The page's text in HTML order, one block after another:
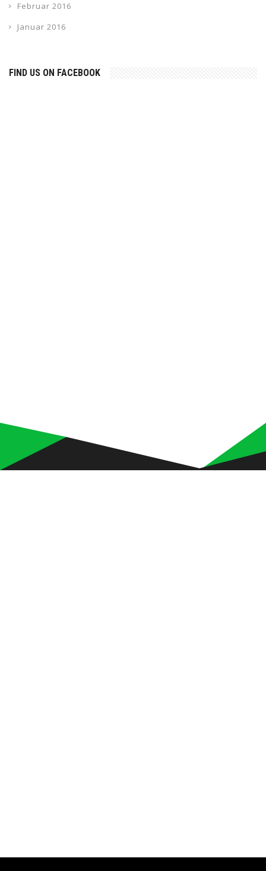
Februar 2016
Januar 2016
FIND US ON FACEBOOK